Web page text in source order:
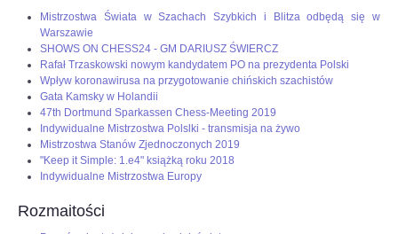
SZACHIŚCI
ZDJĘCIA
Z KALENDARZA
Mistrzostwa Świata w Szachach Szybkich i Blitza odbędą się w
Warszawie
SHOWS ON CHESS24 - GM DARIUSZ ŚWIERCZ
Rafał Trzaskowski nowym kandydatem PO na prezydenta Polski
Wpływ koronawirusa na przygotowanie chińskich szachistów
Gata Kamsky w Holandii
47th Dortmund Sparkassen Chess-Meeting 2019
Indywidualne Mistrzostwa Polslki - transmisja na żywo
Mistrzostwa Stanów Zjednoczonych 2019
"Keep it Simple: 1.e4" książką roku 2018
Indywidualne Mistrzostwa Europy
Rozmaitości